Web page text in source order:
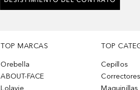
TOP MARCAS
Orebella
ABOUT-FACE
Lolavie
TOP
Cepillos